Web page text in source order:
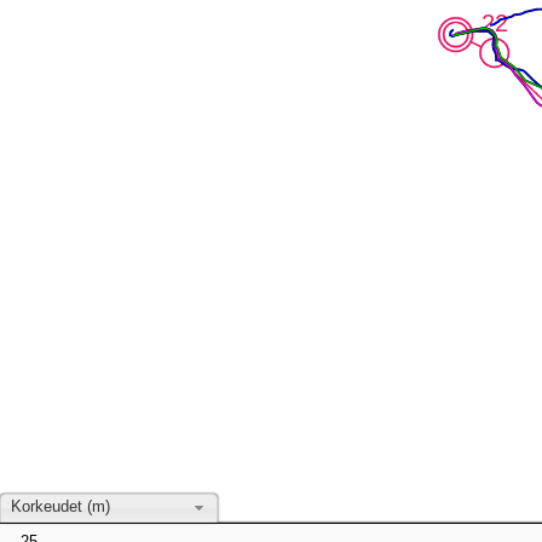
22
22
Korkeudet (m)